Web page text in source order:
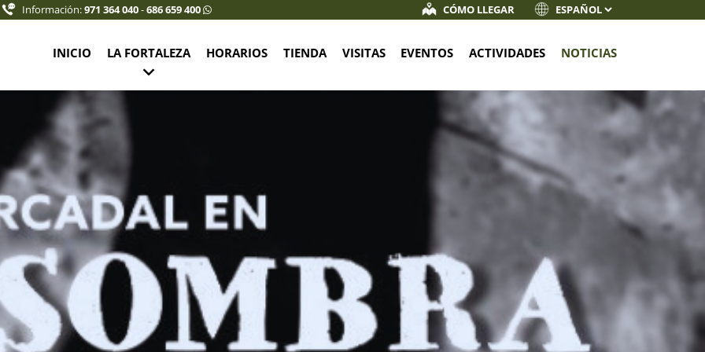
Información:971 364 040-686 659 400 CÓMO LLEGAR
joven (10% descuento): 7,50 €
6,75 €
16 años: 5,75 €
€
INICIO LA FORTALEZA HORARIOS TIENDA VISITAS EVENTOS ACTIVIDADES NOTICIAS